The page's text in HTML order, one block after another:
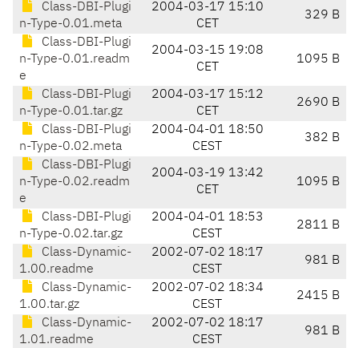
Class-DBI-Plugi
n-Type-0.01.meta
2004-03-17 15:10
CET
329 B
Class-DBI-Plugi
n-Type-0.01.readm
e
2004-03-15 19:08
CET
1095 B
Class-DBI-Plugi
n-Type-0.01.tar.gz
2004-03-17 15:12
CET
2690 B
Class-DBI-Plugi
n-Type-0.02.meta
2004-04-01 18:50
CEST
382 B
Class-DBI-Plugi
n-Type-0.02.readm
e
2004-03-19 13:42
CET
1095 B
Class-DBI-Plugi
n-Type-0.02.tar.gz
2004-04-01 18:53
CEST
2811 B
Class-Dynamic-
1.00.readme
2002-07-02 18:17
CEST
981 B
Class-Dynamic-
1.00.tar.gz
2002-07-02 18:34
CEST
2415 B
Class-Dynamic-
1.01.readme
2002-07-02 18:17
CEST
981 B